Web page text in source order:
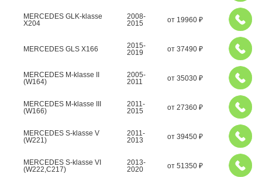
MERCEDES GLK-klasse
X204
2008-
2015
от 19960 ₽
MERCEDES GLS X166
2015-
2019
от 37490 ₽
MERCEDES M-klasse II
(W164)
2005-
2011
от 35030 ₽
MERCEDES M-klasse III
(W166)
2011-
2015
от 27360 ₽
MERCEDES S-klasse V
(W221)
2011-
2013
от 39450 ₽
MERCEDES S-klasse VI
(W222,C217)
2013-
2020
от 51350 ₽